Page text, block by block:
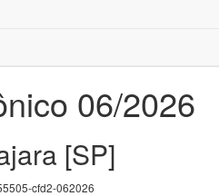
06/2026
[SP]
cfd2-062026